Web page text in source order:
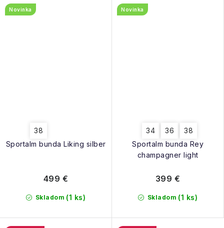
Sportalm bunda Liking silber
Novinka
38
Skladom (1 ks)
499 €
Sportalm bunda Rey
champagner light
Novinka
34 36 38
Skladom (1 ks)
399 €